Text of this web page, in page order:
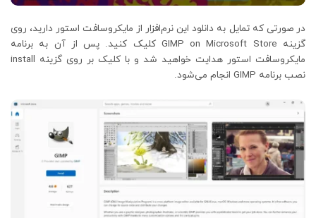
در صورتی که تمایل به دانلود این نرم‌افزار از مایکروسافت استور دارید، روی
گزینه GIMP on Microsoft Store کلیک کنید. پس از آن به برنامه
مایکروسافت استور هدایت خواهید شد و با کلیک بر روی گزینه install
نصب برنامه GIMP انجام می‌شود.